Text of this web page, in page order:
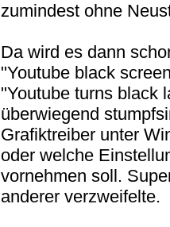
zumindest ohne
Da wird es dann
"Youtube black
"Youtube turns black
überwiegend
Grafiktreiber unter
oder welche
vornehmen soll.
anderer verzweifelte.